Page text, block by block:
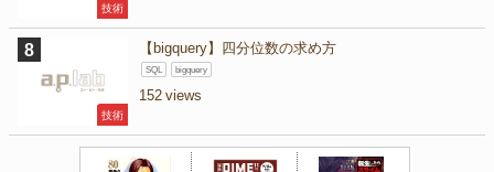
技術
技術
【bigquery】四分位数の求め方
SQL bigquery
152